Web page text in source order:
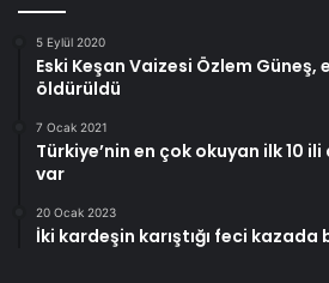
5 Eylül 2020
Eski Keşan Vaizesi Özlem Güneş,
öldürüldü
7 Ocak 2021
Türkiye’nin en çok okuyan ilk 10
var
20 Ocak 2023
İki kardeşin karıştığı feci